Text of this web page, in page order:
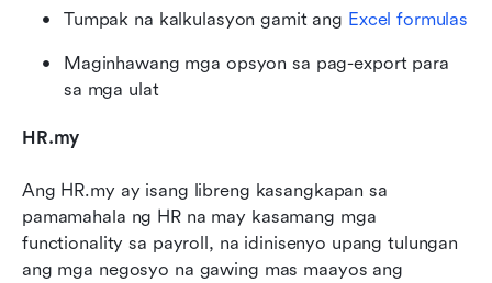
Tumpak na kalkulasyon gamit ang Excel formulas
Maginhawang mga opsyon sa pag-export para
sa mga ulat
HR.my
Ang HR.my ay isang libreng kasangkapan sa
pamamahala ng HR na may kasamang mga
functionality sa payroll, na idinisenyo upang tulungan
ang mga negosyo na gawing mas maayos ang